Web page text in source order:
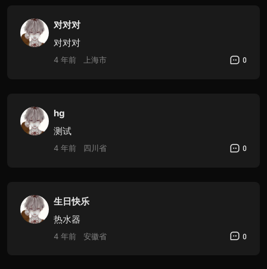
对对对
对对对
4 年前 上海市 0
hg
测试
4 年前 四川省 0
生日快乐
热水器
4 年前 安徽省 0